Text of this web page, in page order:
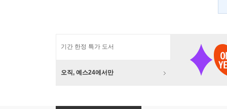
기간 한정 특가 도서
오직, 예스24에서만